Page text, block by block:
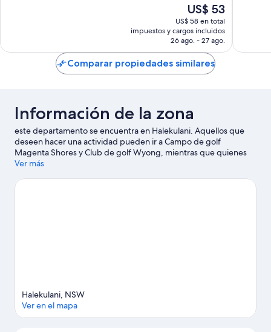
El
precio
actual
es
de
US$ 53
US$ 53
US$ 58 en total
impuestos y cargos incluidos
26 ago. - 27 ago.
Comparar propiedades similares
Información de la zona
este departamento se encuentra en Halekulani. Aquellos que
deseen hacer una actividad pueden ir a Campo de golf
Magenta Shores y Club de golf Wyong, mientras que quienes
deseen conocer los puntos de interés del área pueden optar
guía de viaje de Halekulani
Ver más
Halekulani, NSW
Ver en el mapa